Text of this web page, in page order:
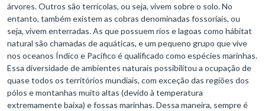
árvores. Outros são terrícolas, ou seja, vivem sobre o solo. No
entanto, também existem as cobras denominadas fossoriais, ou
seja, vivem enterradas. As que possuem rios e lagoas como hábitat
natural são chamadas de aquáticas, e um pequeno grupo que vive
nos oceanos Índico e Pacífico é qualificado como espécies marinhas.
Essa diversidade de ambientes naturais possibilitou a ocupação de
quase todos os territórios mundiais, com exceção das regiões dos
pólos e montanhas muito altas (devido à temperatura
extremamente baixa) e fossas marinhas. Dessa maneira, sempre é